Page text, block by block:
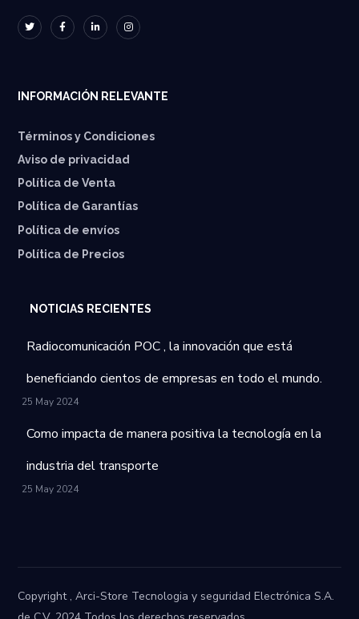
INFORMACIÓN RELEVANTE
Términos y Condiciones
Aviso de privacidad
Política de Venta
Política de Garantías
⁠Política de envíos
Política de Precios
NOTICIAS RECIENTES
Radiocomunicación POC , la innovación que está
beneficiando cientos de empresas en todo el mundo.
25 May 2024
Como impacta de manera positiva la tecnología en la
industria del transporte
25 May 2024
Copyright , Arci-Store Tecnologia y seguridad Electrónica S.A.